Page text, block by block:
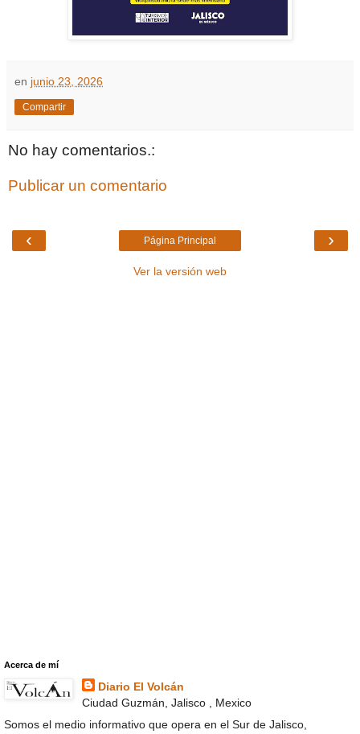
en junio 23, 2026
Compartir
No hay comentarios.:
Publicar un comentario
‹ ›
Página Principal
Ver la versión web
Acerca de mí
Diario El Volcán
Ciudad Guzmán, Jalisco , Mexico
Somos el medio informativo que opera en el Sur de Jalisco,